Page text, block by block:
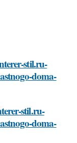
stil.ru-
doma-
stil.ru-
doma-